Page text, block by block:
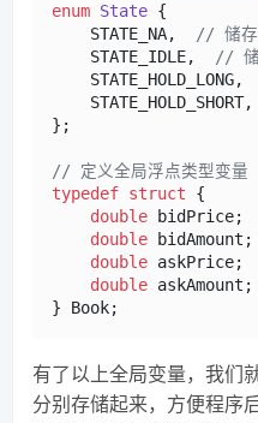
enum State {
    STATE_NA,
// 储存
    STATE_IDLE,
// 储
    STATE_HOLD_LONG,
};
// 定义全局浮点类型变量
typedef struct {
double bidPrice;
double
double askPrice;
double
有了以上全局变量，我们
分别存储起来，方便程序